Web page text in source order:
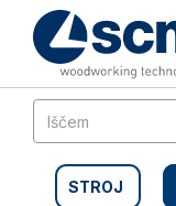
Preskočite
vsebino
Preskočite
navigacijski
STROJ